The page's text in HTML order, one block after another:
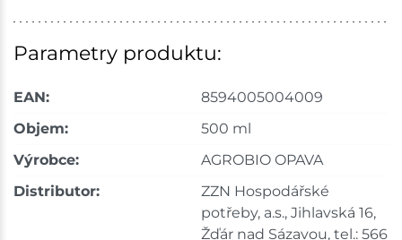
Bystřice
Skladem na prodejně - doručení do 7 dnů
Velká Bíteš 11 ks
Parametry produktu:
EAN:
8594005004009
Objem:
500 ml
Výrobce:
AGROBIO OPAVA
Distributor:
ZZN Hospodářské
potřeby, a.s., Jihlavská 16,
Žďár nad Sázavou, tel.: 566